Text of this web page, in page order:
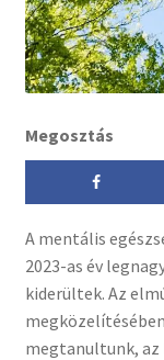
Megosztás
A mentális
2023-as év
kiderültek. Az
megtanultunk, az